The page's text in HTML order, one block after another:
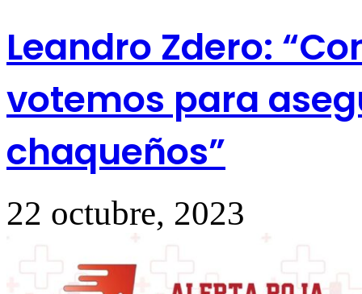
Leandro Zdero:
votemos para
chaqueños”
22 octubre, 2023